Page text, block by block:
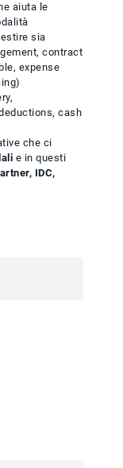
aiuta le
sia
contract
expense
cash
che ci
e in questi
IDC,